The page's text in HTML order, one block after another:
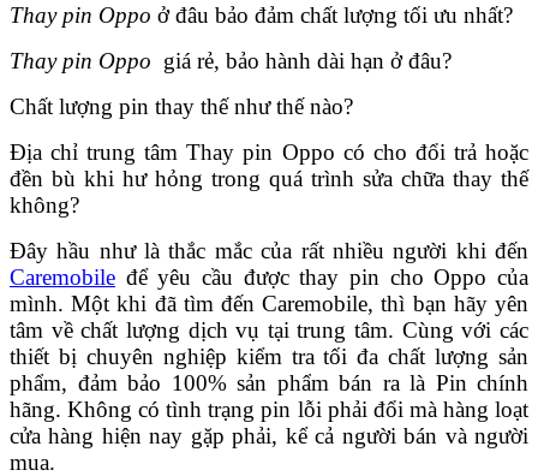
Thay pin Oppo ở đâu bảo đảm chất lượng tối ưu nhất?
Thay pin Oppo giá rẻ, bảo hành dài hạn ở đâu?
Chất lượng pin thay thế như thế nào?
Địa chỉ trung tâm Thay pin Oppo có cho đổi trả hoặc
đền bù khi hư hỏng trong quá trình sửa chữa thay thế
không?
Đây hầu như là thắc mắc của rất nhiều người khi đến
Caremobile để yêu cầu được thay pin cho Oppo của
mình. Một khi đã tìm đến Caremobile, thì bạn hãy yên
tâm về chất lượng dịch vụ tại trung tâm. Cùng với các
thiết bị chuyên nghiệp kiểm tra tối đa chất lượng sản
phẩm, đảm bảo 100% sản phẩm bán ra là Pin chính
hãng. Không có tình trạng pin lỗi phải đổi mà hàng loạt
cửa hàng hiện nay gặp phải, kể cả người bán và người
mua.